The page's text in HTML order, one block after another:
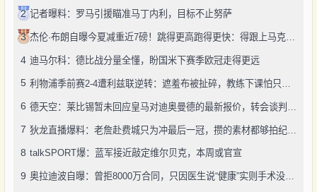
2 记者曝料：罗马引援瞄准马丁内利，目标不止努萨
3 杰伦·布朗自曝今夏减重近7磅！跳得更高跑得更快：得跟上马克西、勒布朗的节奏
4 迪马尔科：德比战分量全懂，盼国米下赛季欧冠走得更远
5
6
7 狄龙直播爆料：老詹赴费城只为冲最后一冠，攒的素材都够拍纪录片了
8 talkSPORT爆：蓝军接近敲定维尔贝克，本周或官宣
9 奥拉迪波自曝：曾拒8000万合同，只因医生说“健康”实则手术没做好